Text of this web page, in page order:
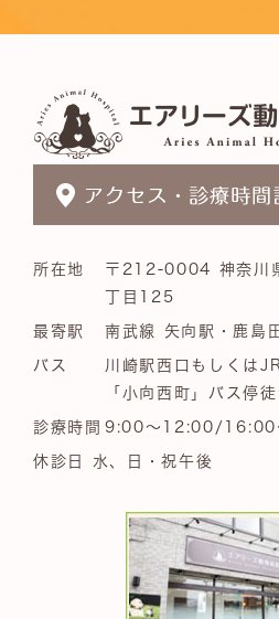
所在地
〒212-0004 神奈川
丁目125
最寄駅 南武線 矢向駅・鹿島
バス
川崎駅西口もしくは
「小向西町」バス停
診療時間 9:00～12:00/16:00
休診日 水、日・祝午後